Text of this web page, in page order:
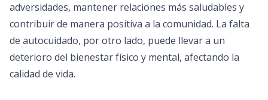
adversidades, mantener relaciones más saludables y
contribuir de manera positiva a la comunidad. La falta
de autocuidado, por otro lado, puede llevar a un
deterioro del bienestar físico y mental, afectando la
calidad de vida.